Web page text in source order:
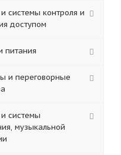
системы контроля и
доступом
питания
и переговорные
системы
музыкальной